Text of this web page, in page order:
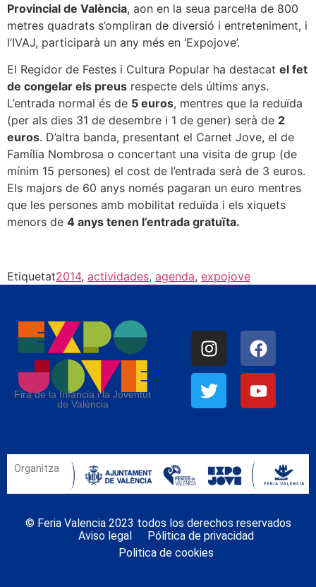
Provincial de València, aon en la seua parcel·la de 800
metres quadrats s’ompliran de diversió i entreteniment, i
l’IVAJ, participarà un any més en ‘Expojove’.
El Regidor de Festes i Cultura Popular ha destacat el fet
de congelar els preus respecte dels últims anys.
L’entrada normal és de 5 euros, mentres que la reduïda
(per als dies 31 de desembre i 1 de gener) serà de 2
euros. D’altra banda, presentant el Carnet Jove, el de
Família Nombrosa o concertant una visita de grup (de
mínim 15 persones) el cost de l’entrada serà de 3 euros.
Els majors de 60 anys només pagaran un euro mentres
que les persones amb mobilitat reduïda i els xiquets
menors de 4 anys tenen l’entrada gratuïta.
Etiquetat2014, actividades, agenda, expojove
Fira de la Infància i la Joventut
de València
Organitza
© Feria Valencia 2023 todos los derechos reservados
Aviso legal
Pólitica de privacidad
Politica de cookies